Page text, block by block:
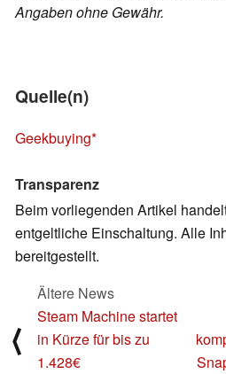
Angaben ohne Gewähr.
Quelle(n)
Geekbuying
Transparenz
Beim vorliegenden Artikel
entgeltliche Einschaltung. Alle
bereitgestellt.
⟨
Ältere News
Steam Machine startet
in Kürze für bis zu
1.428€